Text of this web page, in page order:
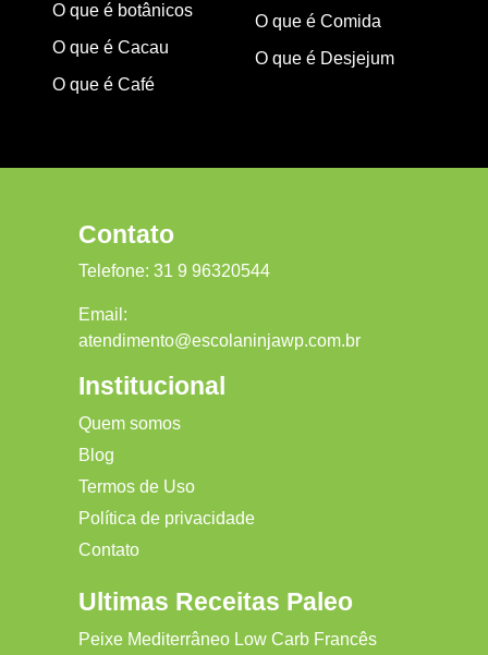
O que é botânicos
O que é Cacau
O que é Café
O que é Comida
O que é Desjejum
Contato
Telefone: 31 9 96320544
Email:
atendimento@escolaninjawp.com.br
Institucional
Quem somos
Blog
Termos de Uso
Política de privacidade
Contato
Ultimas Receitas Paleo
Peixe Mediterrâneo Low Carb Francês